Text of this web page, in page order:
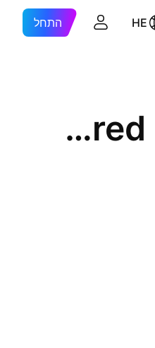
HE התחל
TripAdvisor, Inc. Shs Unsponsored Brazilian Depositary Receipt Repr 1 Sh